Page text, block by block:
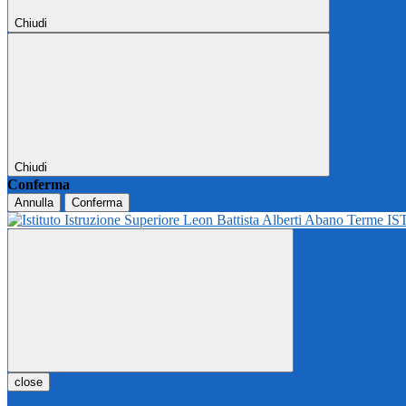
Chiudi
Chiudi
Conferma
Annulla Conferma
close